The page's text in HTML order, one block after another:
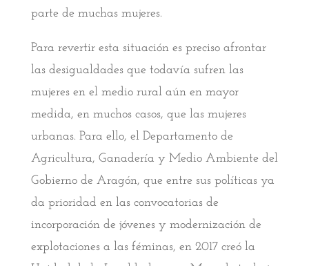
parte de muchas mujeres.
Para revertir esta situación es preciso afrontar
las desigualdades que todavía sufren las
mujeres en el medio rural aún en mayor
medida, en muchos casos, que las mujeres
urbanas. Para ello, el Departamento de
Agricultura, Ganadería y Medio Ambiente del
Gobierno de Aragón, que entre sus políticas ya
da prioridad en las convocatorias de
incorporación de jóvenes y modernización de
explotaciones a las féminas, en 2017 creó la